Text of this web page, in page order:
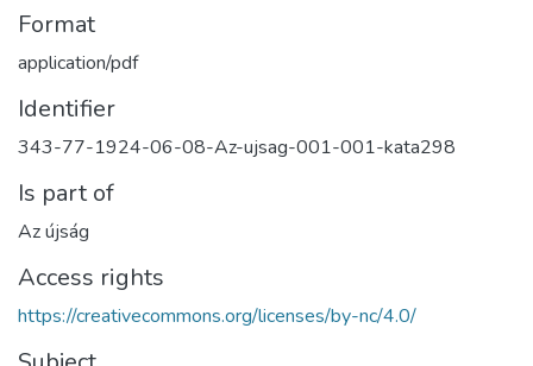
Format
application/pdf
Identifier
343-77-1924-06-08-Az-ujsag-001-001-kata298
Is part of
Az újság
Access rights
https://creativecommons.org/licenses/by-nc/4.0/